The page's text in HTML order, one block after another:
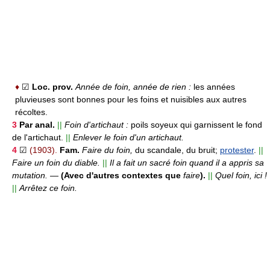
♦ ☑ Loc. prov. Année de foin, année de rien : les années
pluvieuses sont bonnes pour les foins et nuisibles aux autres
récoltes.
3 Par anal. || Foin d'artichaut : poils soyeux qui garnissent le fond
de l'artichaut. || Enlever le foin d'un artichaut.
4 ☑ (1903). Fam. Faire du foin, du scandale, du bruit; protester. ||
Faire un foin du diable. || Il a fait un sacré foin quand il a appris sa
mutation. — (Avec d'autres contextes que faire). || Quel foin, ici !
|| Arrêtez ce foin.